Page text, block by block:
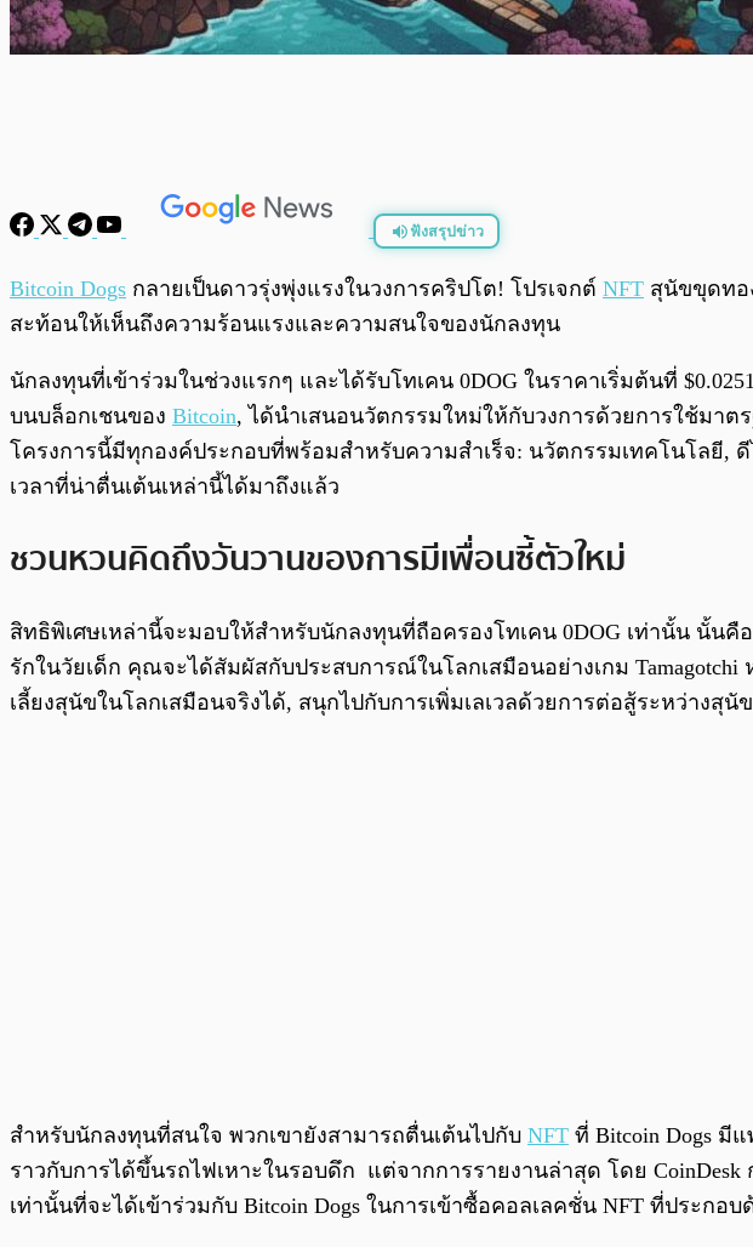
ฟังสรุปข่าว
พร้อมเล่น
Bitcoin Dogs กลายเป็นดาวรุ่งพุ่งแรงในวงการคริปโต! โปรเจกต์ NFT สุนัขขุดทอ
สะท้อนให้เห็นถึงความร้อนแรงและความสนใจของนักลงทุน
นักลงทุนที่เข้าร่วมในช่วงแรกๆ และได้รับโทเคน 0DOG ในราคาเริ่มต้นที่
บนบล็อกเชนของ Bitcoin, ได้นำเสนอนวัตกรรมใหม่ให้กับวงการด้วยการใช้มาต
โครงการนี้มีทุกองค์ประกอบที่พร้อมสำหรับความสำเร็จ: นวัตกรรมเทคโนโลยี
เวลาที่น่าตื่นเต้นเหล่านี้ได้มาถึงแล้ว
ชวนหวนคิดถึงวันวานของการมีเพื่อนซี้ตัวใหม่
สิทธิพิเศษเหล่านี้จะมอบให้สำหรับนักลงทุนที่ถือครองโทเคน 0DOG เท่านั้น นั้นคือ
รักในวัยเด็ก คุณจะได้สัมผัสกับประสบการณ์ในโลกเสมือนอย่างเกม
เลี้ยงสุนัขในโลกเสมือนจริงได้, สนุกไปกับการเพิ่มเลเวลด้วยการต่อสู้ระหว่างสุ
สำหรับนักลงทุนที่สนใจ พวกเขายังสามารถตื่นเต้นไปกับ NFT ที่ Bitcoin Dogs มี
ราวกับการได้ขึ้นรถไฟเหาะในรอบดึก แต่จากการรายงานล่าสุด โดย
เท่านั้นที่จะได้เข้าร่วมกับ Bitcoin Dogs ในการเข้าซื้อคอลเลคชั่น NFT ที่ประกอบด้